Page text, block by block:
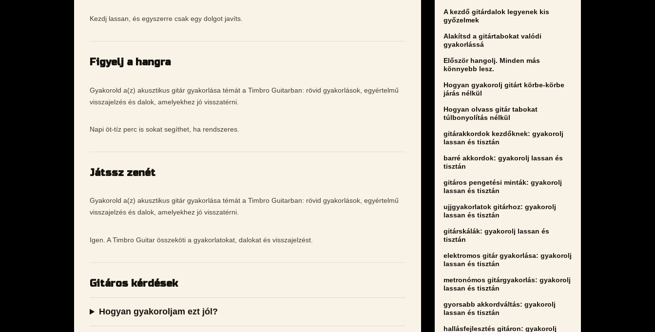
Kezdj lassan, és egyszerre csak egy dolgot javíts.
Figyelj a hangra
Gyakorold a(z) akusztikus gitár gyakorlása témát a Timbro Guitarban: rövid gyakorlások, egyértelmű
visszajelzés és dalok, amelyekhez jó visszatérni.
Napi öt-tíz perc is sokat segíthet, ha rendszeres.
Játssz zenét
Gyakorold a(z) akusztikus gitár gyakorlása témát a Timbro Guitarban: rövid gyakorlások, egyértelmű
visszajelzés és dalok, amelyekhez jó visszatérni.
Igen. A Timbro Guitar összeköti a gyakorlatokat, dalokat és visszajelzést.
Gitáros kérdések
Hogyan gyakoroljam ezt jól?
A kezdő gitárdalok legyenek kis
győzelmek
Alakítsd a gitártabokat valódi
gyakorlássá
Először hangolj. Minden más
könnyebb lesz.
Hogyan gyakorolj gitárt körbe-körbe
járás nélkül
Hogyan olvass gitár tabokat
túlbonyolítás nélkül
gitárakkordok kezdőknek: gyakorolj
lassan és tisztán
barré akkordok: gyakorolj lassan és
tisztán
gitáros pengetési minták: gyakorolj
lassan és tisztán
ujjgyakorlatok gitárhoz: gyakorolj
lassan és tisztán
gitárskálák: gyakorolj lassan és
tisztán
elektromos gitár gyakorlása: gyakorolj
lassan és tisztán
metronómos gitárgyakorlás: gyakorolj
lassan és tisztán
gyorsabb akkordváltás: gyakorolj
lassan és tisztán
hallásfejlesztés gitáron: gyakorolj